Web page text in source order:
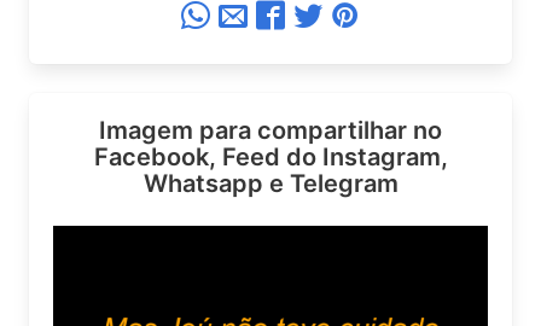
Imagem para compartilhar no
Facebook, Feed do Instagram,
Whatsapp e Telegram